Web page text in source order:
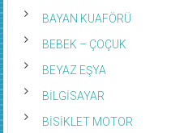
BAYAN KUAFÖRÜ
BEBEK – ÇOÇUK
BEYAZ EŞYA
BİLGİSAYAR
BİSİKLET MOTOR